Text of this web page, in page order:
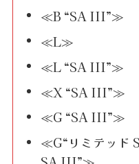
≪B “SA III”≫
≪L≫
≪L “SA III”≫
≪X “SA III”≫
≪G “SA III”≫
≪G“リミテッド